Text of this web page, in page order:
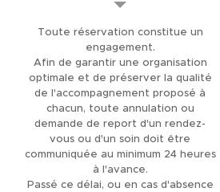
ENFANTS
PRENDRE RENDEZ-
VOUS EN LIGNE
TARIFS
BOUTIQUE EN LIGNE
GALERIE DE PHOTOS
Toute réservation constitue un
engagement.
Afin de garantir une organisation
optimale et de préserver la qualité
de l'accompagnement proposé à
chacun, toute annulation ou
demande de report d'un rendez-
vous ou d'un soin doit être
communiquée au minimum 24 heures
à l'avance.
Passé ce délai, ou en cas d'absence